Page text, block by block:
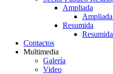
Ampliada
Resumida
Contactos
Multimedia
Galería
Video